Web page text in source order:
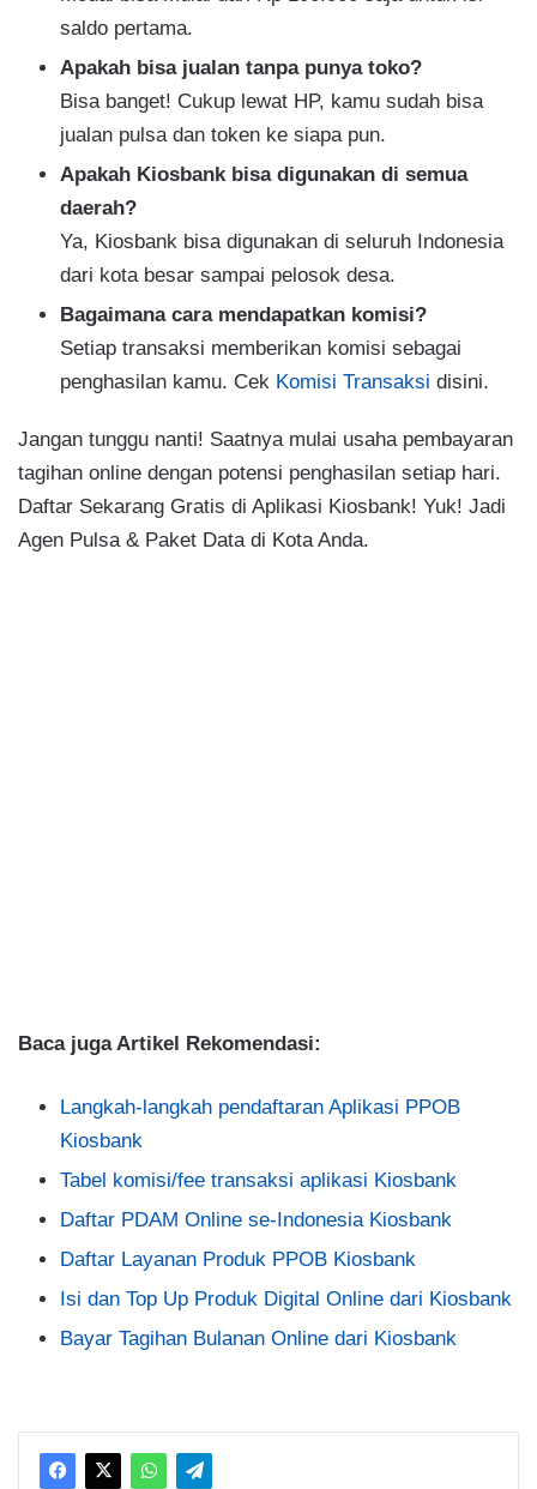
saldo pertama.
Apakah bisa jualan tanpa punya toko?
Bisa banget! Cukup lewat HP, kamu sudah bisa
jualan pulsa dan token ke siapa pun.
Apakah Kiosbank bisa digunakan di semua
daerah?
Ya, Kiosbank bisa digunakan di seluruh Indonesia
dari kota besar sampai pelosok desa.
Bagaimana cara mendapatkan komisi?
Setiap transaksi memberikan komisi sebagai
penghasilan kamu. Cek Komisi Transaksi disini.
Jangan tunggu nanti! Saatnya mulai usaha pembayaran
tagihan online dengan potensi penghasilan setiap hari.
Daftar Sekarang Gratis di Aplikasi Kiosbank! Yuk! Jadi
Agen Pulsa & Paket Data di Kota Anda.
Baca juga Artikel Rekomendasi:
Langkah-langkah pendaftaran Aplikasi PPOB
Kiosbank
Tabel komisi/fee transaksi aplikasi Kiosbank
Daftar PDAM Online se-Indonesia Kiosbank
Daftar Layanan Produk PPOB Kiosbank
Isi dan Top Up Produk Digital Online dari Kiosbank
Bayar Tagihan Bulanan Online dari Kiosbank